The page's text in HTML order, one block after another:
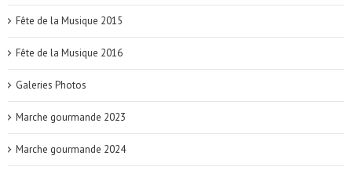
Fête de la Musique 2015
Fête de la Musique 2016
Galeries Photos
Marche gourmande 2023
Marche gourmande 2024